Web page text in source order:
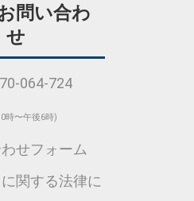
問い合わ
せ
064-724
時〜午後6時)
せフォーム
関する法律に